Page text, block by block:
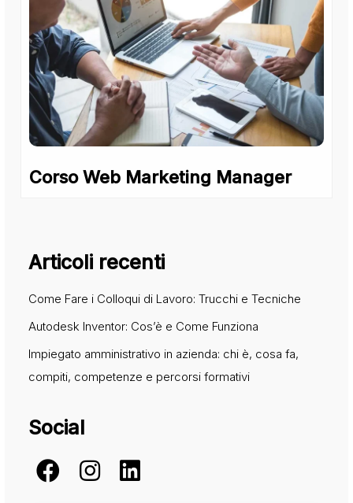
Corso Web Marketing Manager
Articoli recenti
Come Fare i Colloqui di Lavoro: Trucchi e Tecniche
Autodesk Inventor: Cos’è e Come Funziona
Impiegato amministrativo in azienda: chi è, cosa fa,
compiti, competenze e percorsi formativi
Social